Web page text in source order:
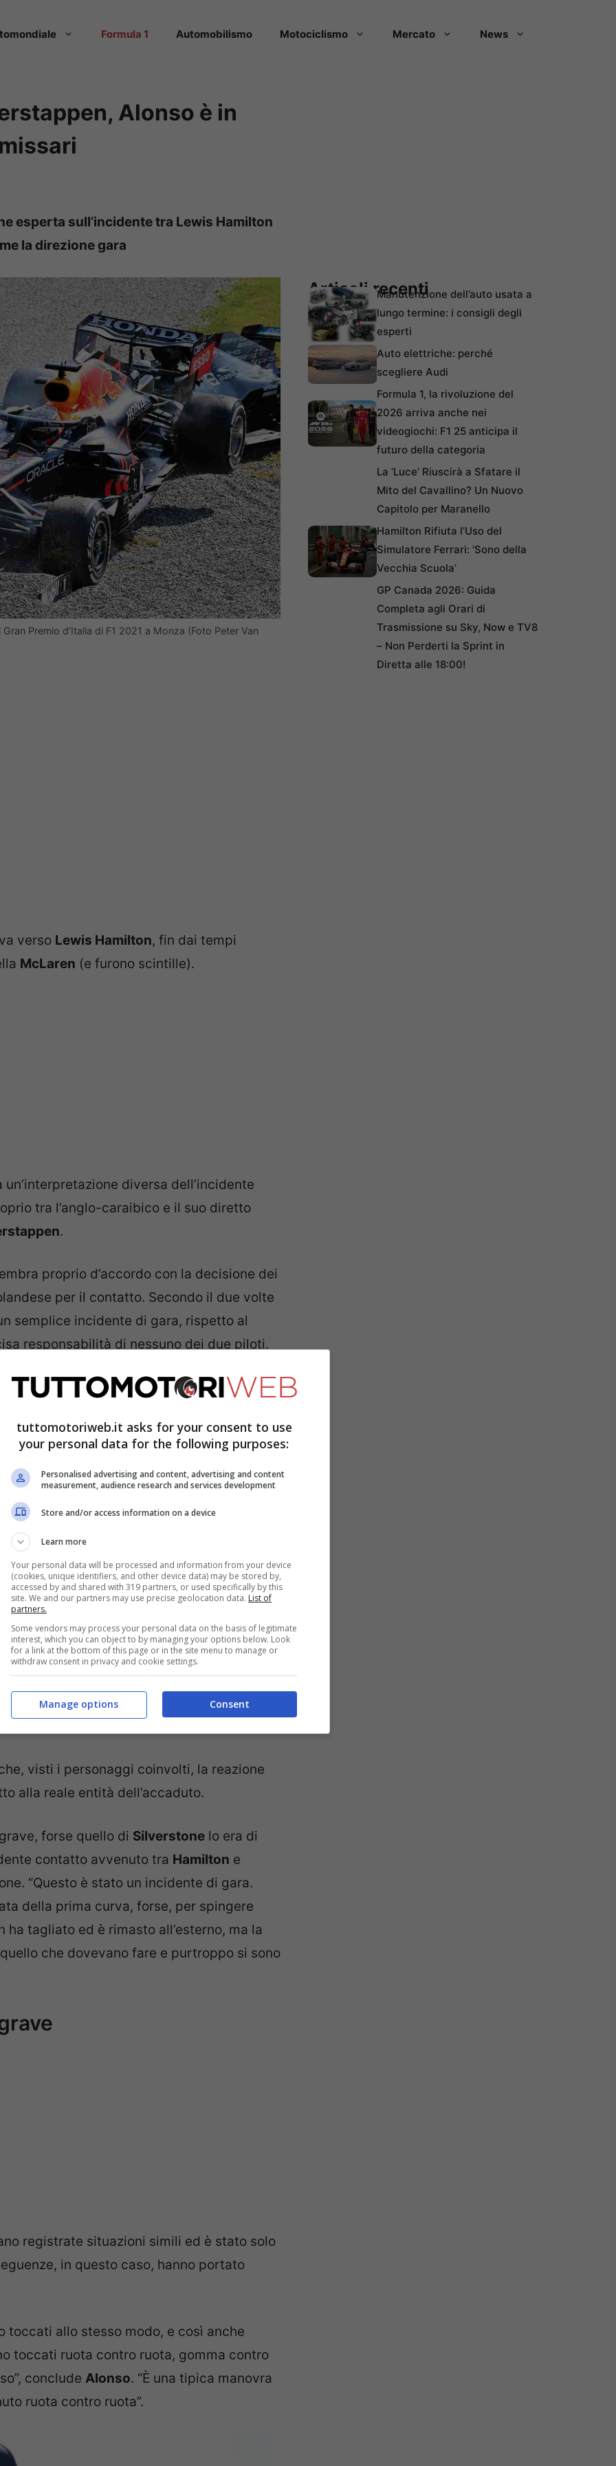
Formula 1 Automobilismo Motociclismo Mercato News
Alonso è in
esperta sull’incidente tra Lewis Hamilton
la direzione gara
Premio d’Italia di F1 2021 a Monza (Foto Peter Van
verso Lewis Hamilton, fin dai tempi
McLaren (e furono scintille).
diversa dell’incidente
tra l’anglo-caraibico e il suo diretto
.
proprio d’accordo con la decisione dei
per il contatto. Secondo il due volte
semplice incidente di gara, rispetto al
responsabilità di nessuno dei due piloti.
di gara
ha commentato ai microfoni del
visto l’incidente: mi sembra che si
per via delle circostanze, della curva e di
sobbalza un po’, tocca la sua ruota contro
Ma l’incidente è avvenuto ad velocità molto
stato pericolo”.
visti i personaggi coinvolti, la reazione
alla reale entità dell’accaduto.
forse quello di Silverstone lo era di
contatto avvenuto tra Hamilton e
“Questo è stato un incidente di gara.
della prima curva, forse, per spingere
tagliato ed è rimasto all’esterno, ma la
che dovevano fare e purtroppo si sono
registrate situazioni simili ed è stato solo
in questo caso, hanno portato
toccati allo stesso modo, e così anche
toccati ruota contro ruota, gomma contro
conclude Alonso. “È una tipica manovra
ruota contro ruota”.
Articoli recentiManutenzione dell’auto usata a
lungo termine: i consigli degli
esperti
Auto elettriche: perché
scegliere Audi
Formula 1, la rivoluzione del
2026 arriva anche nei
videogiochi: F1 25 anticipa il
futuro della categoria
La ‘Luce’ Riuscirà a Sfatare il
Mito del Cavallino? Un Nuovo
Capitolo per Maranello
Hamilton Rifiuta l’Uso del
Simulatore Ferrari: ‘Sono della
Vecchia Scuola’
GP Canada 2026: Guida
Completa agli Orari di
Trasmissione su Sky, Now e TV8
– Non Perderti la Sprint in
Diretta alle 18:00!
tuttomotoriweb.it asks for your consent to use
your personal data for the following purposes:
Personalised advertising and content, advertising and content
measurement, audience research and services development
Store and/or access information on a device
Learn more
Your personal data will be processed and information from your device
(cookies, unique identifiers, and other device data) may be stored by,
accessed by and shared with 319 partners, or used specifically by this
site. We and our partners may use precise geolocation data. List of
partners.
Some vendors may process your personal data on the basis of legitimate
interest, which you can object to by managing your options below. Look
for a link at the bottom of this page or in the site menu to manage or
withdraw consent in privacy and cookie settings.
Consent
Manage options